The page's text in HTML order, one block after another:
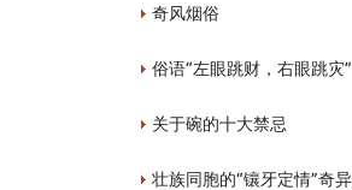
奇风烟俗
俗语“左眼跳财，右眼跳灾”
关于碗的十大禁忌
壮族同胞的“镶牙定情”奇